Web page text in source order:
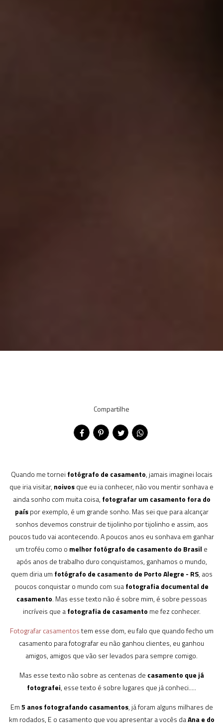
Compartilhe
Quando me tornei fotógrafo de casamento, jamais imaginei locais
que iria visitar, noivosque eu ia conhecer, não vou mentir sonhava e
ainda sonho com muita coisa, fotografar um casamento fora do
paíspor exemplo, é um grande sonho. Mas sei que para alcançar
sonhos devemos construir de tijolinho por tijolinho e assim, aos
poucos tudo vai acontecendo. A poucos anos eu sonhava em ganhar
um troféu como o melhor fotógrafo de casamento do Brasil e
após anos de trabalho duro conquistamos, ganhamos o mundo,
quem diria um fotógrafo de casamento de Porto Alegre - RS, aos
poucos conquistar o mundo com suafotografia documental de
casamento. Mas esse texto não é sobre mim, é sobre pessoas
incríveis que afotografia de casamento me fez conhecer.
Fotografar casamentostem esse dom, eu falo que quando fecho um
casamento para fotografar eu não ganhou clientes, eu ganhou
amigos, amigos que vão ser levados para sempre comigo.
Mas esse texto não sobre as centenas de casamento que já
fotografei, esse texto é sobre lugares que já conheci.....
Em5 anos fotografando casamentos, já foram alguns milhares de
km rodados, E o casamento que vou apresentar a vocês daAna e do